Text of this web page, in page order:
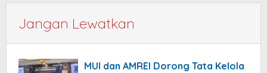
Jangan Lewatkan
MUI dan AMREI Dorong Tata Kelola